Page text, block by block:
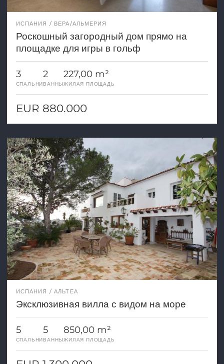
ИСПАНИЯ ВЕРА/АЛЬМЕРИЯ
Роскошный загородный дом прямо на
площадке для игры в гольф
3
СПАЛЬНИ
2
ВАННЫ
227,00 m²
ЖИЛАЯ ПЛОЩАДЬ
EUR 880.000
ИСПАНИЯ АЛЬТЕА
Эксклюзивная вилла с видом на море
5
СПАЛЬНИ
5
ВАННЫ
850,00 m²
ЖИЛАЯ ПЛОЩАДЬ